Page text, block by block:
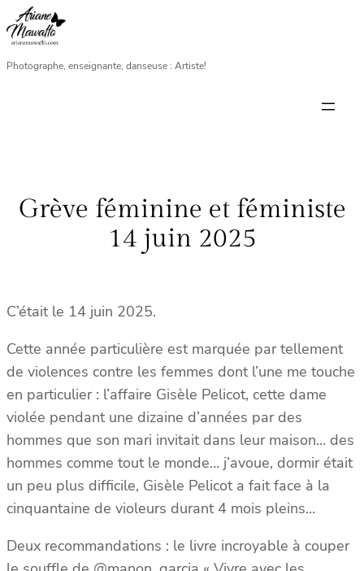
Aller
au
contenu
Photographe, enseignante, danseuse : Artiste!
Grève féminine et féministe
14 juin 2025
C’était le 14 juin 2025.
Cette année particulière est marquée par tellement
de violences contre les femmes dont l’une me touche
en particulier : l’affaire Gisèle Pelicot, cette dame
violée pendant une dizaine d’années par des
hommes que son mari invitait dans leur maison… des
hommes comme tout le monde… j’avoue, dormir était
un peu plus difficile, Gisèle Pelicot a fait face à la
cinquantaine de violeurs durant 4 mois pleins…
Deux recommandations : le livre incroyable à couper